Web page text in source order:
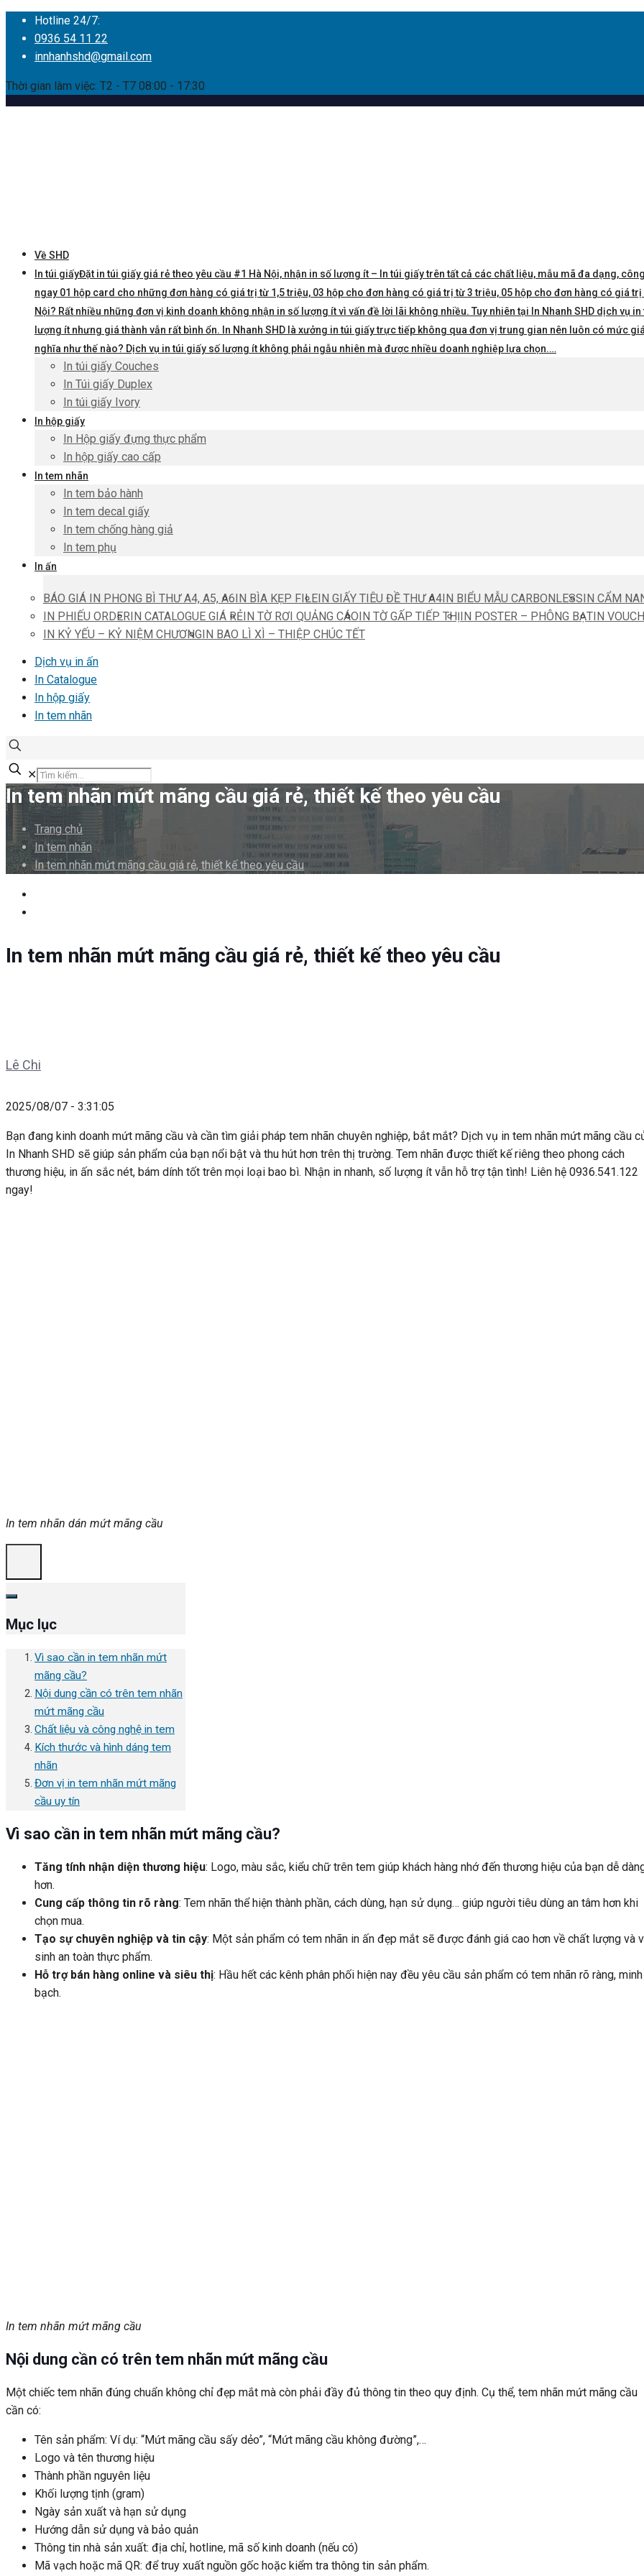
Hotline 24/7:
0936 54 11 22
innhanhshd@gmail.com
Thời gian làm việc: T2 - T7 08:00 - 17:30
Về SHD
In túi giấyĐặt in túi giấy giá rẻ theo yêu cầu #1 Hà Nội, nhận in số lượng ít – In túi giấy trên tất cả các chất liệu, mẫu mã đa dạng,
ngay 01 hộp card cho những đơn hàng có giá trị từ 1,5 triệu, 03 hộp cho đơn hàng có giá trị từ 3 triệu, 05 hộp cho đơn hàng có giá
Nội? Rất nhiều những đơn vị kinh doanh không nhận in số lượng ít vì vấn đề lời lãi không nhiều. Tuy nhiên tại In Nhanh SHD dịch vụ
lượng ít nhưng giá thành vẫn rất bình ổn. In Nhanh SHD là xưởng in túi giấy trực tiếp không qua đơn vị trung gian nên luôn có mức
nghĩa như thế nào? Dịch vụ in túi giấy số lượng ít không phải ngẫu nhiên mà được nhiều doanh nghiệp lựa chọn.…
In túi giấy Couches
In Túi giấy Duplex
In túi giấy Ivory
In hộp giấy
In Hộp giấy đựng thực phẩm
In hộp giấy cao cấp
In tem nhãn
In tem bảo hành
In tem decal giấy
In tem chống hàng giả
In tem phụ
In ấn
BÁO GIÁ IN PHONG BÌ THƯ A4, A5, A6IN BÌA KẸP FILEIN GIẤY TIÊU ĐỀ THƯ A4IN BIỂU MẪU CARBONLESSIN CẨM
IN PHIẾU ORDERIN CATALOGUE GIÁ RẺIN TỜ RƠI QUẢNG CÁOIN TỜ GẤP TIẾP THỊIN POSTER – PHÔNG BẠTIN
IN KỶ YẾU – KỶ NIỆM CHƯƠNGIN BAO LÌ XÌ – THIỆP CHÚC TẾT
Dịch vụ in ấn
In Catalogue
In hộp giấy
In tem nhãn
✕
In tem nhãn mứt mãng cầu giá rẻ, thiết kế theo yêu cầu
Trang chủ
In tem nhãn
In tem nhãn mứt mãng cầu giá rẻ, thiết kế theo yêu cầu
In tem nhãn mứt mãng cầu giá rẻ, thiết kế theo yêu cầu
Lê Chi
2025/08/07 - 3:31:05
Bạn đang kinh doanh mứt mãng cầu và cần tìm giải pháp tem nhãn chuyên nghiệp, bắt mắt? Dịch vụ in tem nhãn mứt mãng cầu
In Nhanh SHD sẽ giúp sản phẩm của bạn nổi bật và thu hút hơn trên thị trường. Tem nhãn được thiết kế riêng theo phong cách
thương hiệu, in ấn sắc nét, bám dính tốt trên mọi loại bao bì. Nhận in nhanh, số lượng ít vẫn hỗ trợ tận tình! Liên hệ 0936.541.122
ngay!
In tem nhãn dán mứt mãng cầu
Mục lục
Vì sao cần in tem nhãn mứt
mãng cầu?
Nội dung cần có trên tem nhãn
mứt mãng cầu
Chất liệu và công nghệ in tem
Kích thước và hình dáng tem
nhãn
Đơn vị in tem nhãn mứt mãng
cầu uy tín
Vì sao cần in tem nhãn mứt mãng cầu?
Tăng tính nhận diện thương hiệu: Logo, màu sắc, kiểu chữ trên tem giúp khách hàng nhớ đến thương hiệu của bạn dễ
hơn.
Cung cấp thông tin rõ ràng: Tem nhãn thể hiện thành phần, cách dùng, hạn sử dụng… giúp người tiêu dùng an tâm hơn khi
chọn mua.
Tạo sự chuyên nghiệp và tin cậy: Một sản phẩm có tem nhãn in ấn đẹp mắt sẽ được đánh giá cao hơn về chất lượng và
sinh an toàn thực phẩm.
Hỗ trợ bán hàng online và siêu thị: Hầu hết các kênh phân phối hiện nay đều yêu cầu sản phẩm có tem nhãn rõ ràng, minh
bạch.
In tem nhãn mứt mãng cầu
Nội dung cần có trên tem nhãn mứt mãng cầu
Một chiếc tem nhãn đúng chuẩn không chỉ đẹp mắt mà còn phải đầy đủ thông tin theo quy định. Cụ thể, tem nhãn mứt mãng cầu
cần có:
Tên sản phẩm: Ví dụ: “Mứt mãng cầu sấy dẻo”, “Mứt mãng cầu không đường”,…
Logo và tên thương hiệu
Thành phần nguyên liệu
Khối lượng tịnh (gram)
Ngày sản xuất và hạn sử dụng
Hướng dẫn sử dụng và bảo quản
Thông tin nhà sản xuất: địa chỉ, hotline, mã số kinh doanh (nếu có)
Mã vạch hoặc mã QR: để truy xuất nguồn gốc hoặc kiểm tra thông tin sản phẩm.